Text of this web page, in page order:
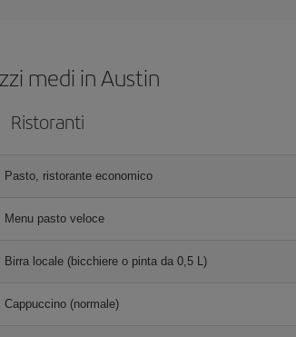
medi in Austin
Ristoranti
Pasto, ristorante economico
Menu pasto veloce
Birra locale (bicchiere o pinta da 0,5 L)
Cappuccino (normale)